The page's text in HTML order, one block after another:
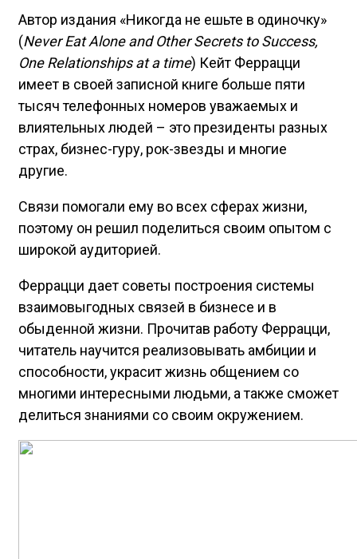
Автор издания «Никогда не ешьте в одиночку»
(Never Eat Alone and Other Secrets to Success,
One Relationships at a time) Кейт Феррацци
имеет в своей записной книге больше пяти
тысяч телефонных номеров уважаемых и
влиятельных людей – это президенты разных
страх, бизнес-гуру, рок-звезды и многие
другие.
Связи помогали ему во всех сферах жизни,
поэтому он решил поделиться своим опытом с
широкой аудиторией.
Феррацци дает советы построения системы
взаимовыгодных связей в бизнесе и в
обыденной жизни. Прочитав работу Феррацци,
читатель научится реализовывать амбиции и
способности, украсит жизнь общением со
многими интересными людьми, а также сможет
делиться знаниями со своим окружением.